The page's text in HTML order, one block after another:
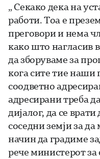
„ Секако дека на
работи. Тоа е
преговори и нема
како што нагласив
да зборуваме за
кога сите тие
соодветно
адресирани треба
дијалог, да се
соседни земји за
начин да градиме
рече министерот